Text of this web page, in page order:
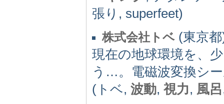
張り, superfeet)
株式会社トベ (東京
現在の地球環境を、
う…。電磁波変換シ
(トベ, 波動, 視力, 風呂